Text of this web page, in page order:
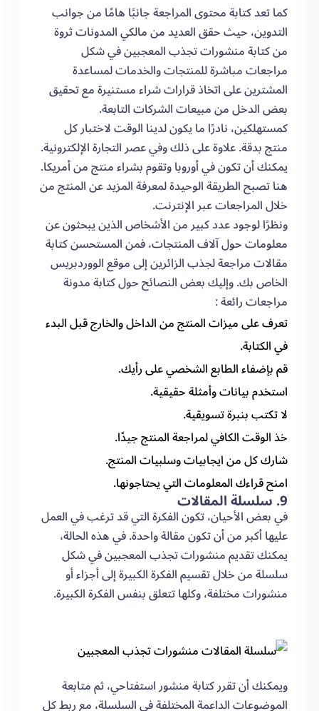
كما تعد كتابة محتوى المراجعة جانبًا هامًا من جوانب
التدوين، حيث حقق العديد من مالكي المدونات ثروة
من كتابة منشورات تجذب المعجبين في شكل
مراجعات مباشرة للمنتجات والخدمات لمساعدة
المشترين على اتخاذ قرارات شراء مستنيرة مع تحقيق
بعض الدخل من مبيعات الشركات التابعة.
كمستهلكين، نادرًا ما يكون لدينا الوقت لاختبار كل
منتج بدقة. علاوة على ذلك وفي عصر التجارة الإلكترونية.
يمكنك أن تكون في أوروبا وتقوم بشراء منتج من أمريكا.
هنا تصبح الطريقة الوحيدة لمعرفة المزيد عن المنتج من
خلال المراجعات عبر الإنترنت.
ونظرًا لوجود عدد كبير من الأشخاص الذين يبحثون عن
معلومات حول آلاف المنتجات، فمن المستحسن كتابة
مقالات مراجعة لجذب الزائرين إلى موقع الووردبريس
الخاص بك. وإليك بعض النصائح حول كتابة مدونة
مراجعات رائعة :
تعرف على ميزات المنتج من الداخل والخارج قبل البدء
في الكتابة.
قم بإضفاء الطابع الشخصي على رأيك.
استخدم بيانات وأمثلة حقيقية.
لا تكتب بنبرة تسويقية.
خذ الوقت الكافي لمراجعة المنتج جيدًا.
شارك كل من ايجابيات وسلبيات المنتج.
امنح قراءك المعلومات التي يحتاجونها.
9. سلسلة المقالات
في بعض الأحيان، تكون الفكرة التي قد ترغب في العمل
عليها أكبر من أن تكون مقالة واحدة. في هذه الحالة،
يمكنك تقديم منشورات تجذب المعجبين في شكل
سلسلة من خلال تقسيم الفكرة الكبيرة إلى أجزاء أو
منشورات مختلفة، وكلها تتعلق بنفس الفكرة الكبيرة.
ويمكنك أن تقرر كتابة منشور استفتاحي، ثم متابعة
الموضوعات الداعمة المختلفة في السلسلة، مع ربط كل